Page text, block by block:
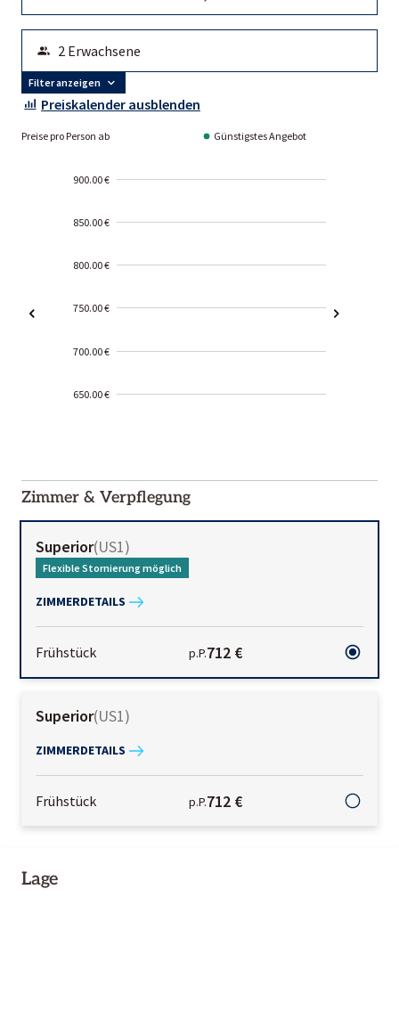
Filter anzeigen
Preiskalender ausblenden
Preise pro Person ab Günstigstes Angebot
900.00 €
850.00 €
800.00 €
750.00 €
700.00 €
650.00 €
01-02
Zimmer & Verpflegung
Superior(US1)
Flexible Stornierung möglich
ZIMMERDETAILS
Frühstück p.P.712 €
Superior(US1)
ZIMMERDETAILS
Frühstück p.P.712 €
Lage